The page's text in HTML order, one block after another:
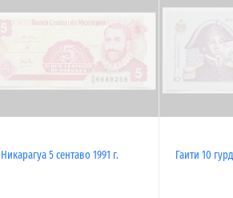
Никарагуа 5 сентаво 1991 г. Гаити 10